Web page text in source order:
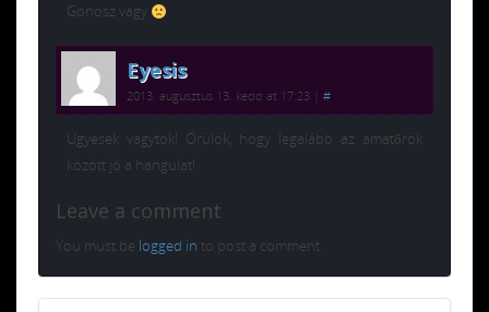
Gonosz vagy
Eyesis
2013. augusztus 13. kedd at 17:23 #
Ügyesek vagytok! Örülök, hogy legalább az amatőrök
között jó a hangulat!
Leave a comment
You must be logged in to post a comment.